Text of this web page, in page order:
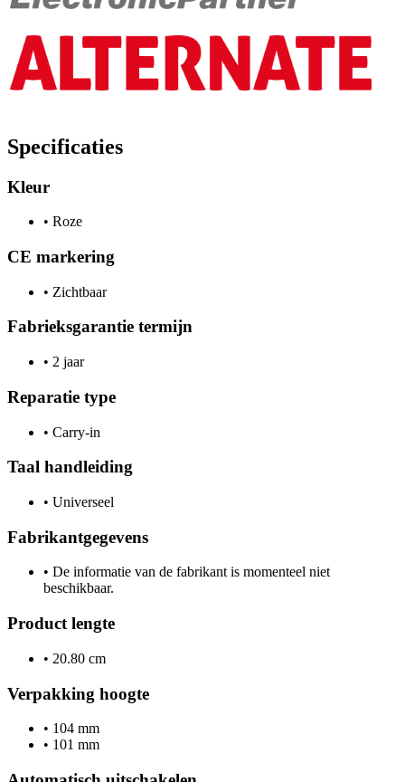
Specificaties
Kleur
• Roze
CE markering
• Zichtbaar
Fabrieksgarantie termijn
• 2 jaar
Reparatie type
• Carry-in
Taal handleiding
• Universeel
Fabrikantgegevens
• De informatie van de fabrikant is momenteel niet
beschikbaar.
Product lengte
• 20.80 cm
Verpakking hoogte
• 104 mm
• 101 mm